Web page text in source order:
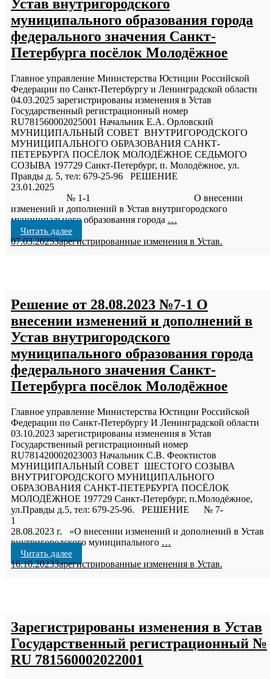
Устав внутригородского
муниципального образования города
федерального значения Санкт-
Петербурга посёлок Молодёжное
Главное управление Министерства Юстиции Российской
Федерации по Санкт-Петербургу и Ленинградской области
04.03.2025 зарегистрированы изменения в Устав
Государственный регистрационный номер
RU781560002025001 Начальник Е.А. Орловский
МУНИЦИПАЛЬНЫЙ СОВЕТ ВНУТРИГОРОДСКОГО
МУНИЦИПАЛЬНОГО ОБРАЗОВАНИЯ САНКТ-
ПЕТЕРБУРГА ПОСЁЛОК МОЛОДЁЖНОЕ СЕДЬМОГО
СОЗЫВА 197729 Санкт-Петербург, п. Молодёжное, ул.
Правды д. 5, тел: 679-25-96 РЕШЕНИЕ
№ 1-1 О внесении
изменений и дополнений в Устав внутригородского
муниципального образования города …
Читать далее
07.03.2025Зарегистрированные изменения в Устав.
Решение от 28.08.2023 №7-1 О
внесении изменений и дополнений в
Устав внутригородского
муниципального образования города
федерального значения Санкт-
Петербурга посёлок Молодёжное
Главное управление Министерства Юстиции Российской
Федерации по Санкт-Петербургу И Ленинградской области
03.10.2023 зарегистрированы изменения в Устав
Государственный регистрационный номер
RU781420002023003 Начальник С.В. Феоктистов
МУНИЦИПАЛЬНЫЙ СОВЕТ ШЕСТОГО СОЗЫВА
ВНУТРИГОРОДСКОГО МУНИЦИПАЛЬНОГО
ОБРАЗОВАНИЯ САНКТ-ПЕТЕРБУРГА ПОСЁЛОК
МОЛОДЁЖНОЕ 197729 Санкт-Петербург, п.Молодёжное,
ул.Правды д.5, тел: 679-25-96. РЕШЕНИЕ № 7-
1
28.08.2023 г. «О внесении изменений и дополнений в Устав
внутригородского муниципального …
Читать далее
16.10.2023Зарегистрированные изменения в Устав.
Зарегистрированы изменения в Устав
Государственный регистрационный №
RU 781560002022001